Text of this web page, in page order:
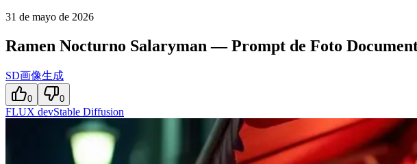
31 de mayo de 2026
Ramen Nocturno Salaryman — Prompt de Foto
SD画像生成
0 0
FLUX devStable Diffusion